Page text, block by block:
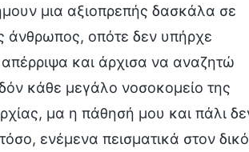
μια αξιοπρεπής δασκάλα σε
άνθρωπος, οπότε δεν υπήρχε
και άρχισα να αναζητώ
κάθε μεγάλο νοσοκομείο της
μα η πάθησή μου και πάλι
ενέμενα πεισματικά στον δικό